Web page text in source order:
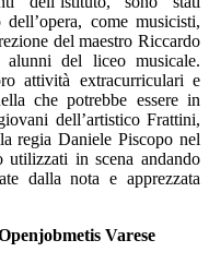
come musicisti,
del maestro Riccardo
alunni del liceo musicale.
attività extracurriculari e
che potrebbe essere in
dell’artistico Frattini,
regia Daniele Piscopo nel
utilizzati in scena andando
dalla nota e apprezzata
Varese